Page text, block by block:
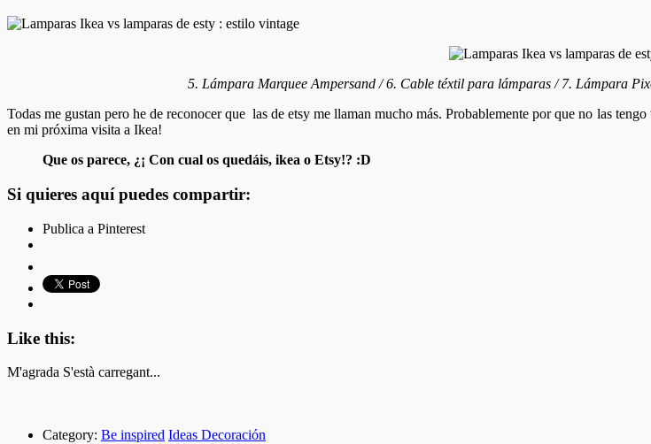
5. Lámpara Marquee Ampersand / 6. Cable téxtil para lámparas / 7. Lámpara
Todas me gustan pero he de reconocer que las de etsy me llaman mucho más. Probablemente por que no las
en mi próxima visita a Ikea!
Que os parece, ¿¡ Con cual os quedáis, ikea o Etsy!? :D
Si quieres aquí puedes compartir:
Publica a Pinterest
Like this:
M'agrada S'està carregant...
Category: Be inspired Ideas Decoración